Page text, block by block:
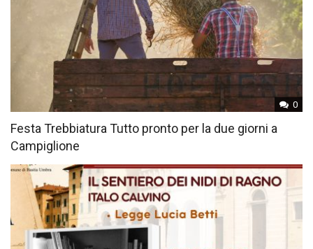
0
Festa Trebbiatura Tutto pronto per la due giorni a
Campiglione